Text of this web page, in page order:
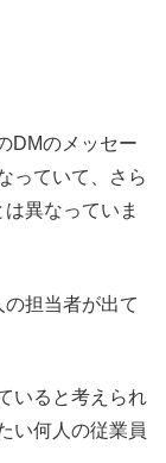
DMのメッセー
っていて、さら
異なっていま
担当者が出て
いると考えられ
い何人の従業員